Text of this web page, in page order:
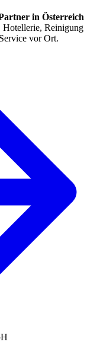
in Österreich
Hotellerie, Reinigung
vor Ort.